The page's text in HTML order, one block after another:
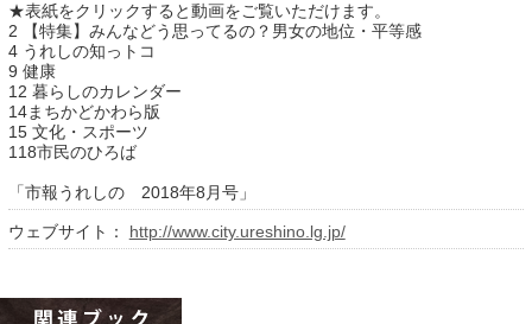
佐賀ワード
★表紙をクリックすると動画をご覧いただけます。
2 【特集】みんなどう思ってるの？男女の地位・平等感
4 うれしの知っトコ
9 健康
12 暮らしのカレンダー
14まちかどかわら版
15 文化・スポーツ
118市民のひろば
「市報うれしの 2018年8月号」
ウェブサイト： http://www.city.ureshino.lg.jp/
運営：福博印刷